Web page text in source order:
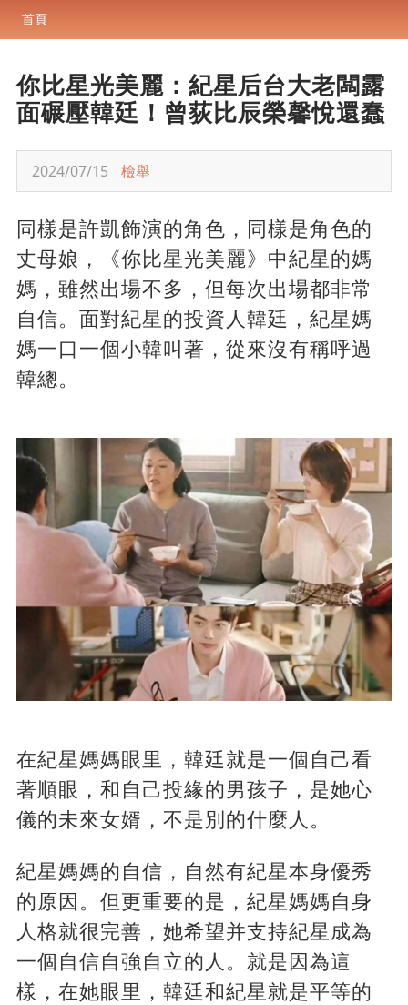
首頁
你比星光美麗：紀星后台大老闆露
面碾壓韓廷！曾荻比辰榮馨悅還蠢
2024/07/15 檢舉
同樣是許凱飾演的角色，同樣是角色的
丈母娘，《你比星光美麗》中紀星的媽
媽，雖然出場不多，但每次出場都非常
自信。面對紀星的投資人韓廷，紀星媽
媽一口一個小韓叫著，從來沒有稱呼過
韓總。
在紀星媽媽眼里，韓廷就是一個自己看
著順眼，和自己投緣的男孩子，是她心
儀的未來女婿，不是別的什麼人。
紀星媽媽的自信，自然有紀星本身優秀
的原因。但更重要的是，紀星媽媽自身
人格就很完善，她希望并支持紀星成為
一個自信自強自立的人。就是因為這
樣，在她眼里，韓廷和紀星就是平等的